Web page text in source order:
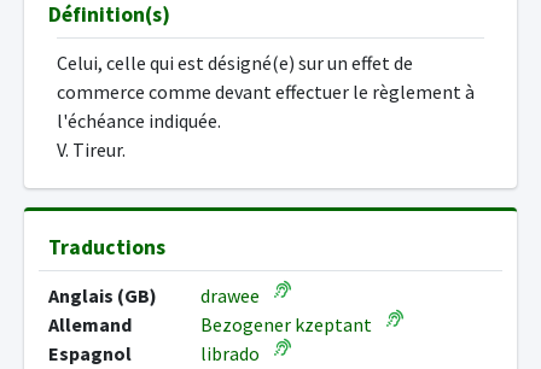
Définition(s)
Celui, celle qui est désigné(e) sur un effet de
commerce comme devant effectuer le règlement à
l'échéance indiquée.
V. Tireur.
Traductions
Anglais (GB)
drawee
Allemand
Bezogener kzeptant
Espagnol
librado